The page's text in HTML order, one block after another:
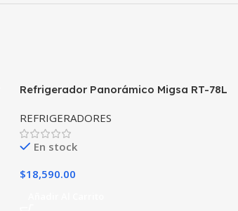
Refrigerador Panorámico Migsa RT-78L
REFRIGERADORES
En stock
$18,590.00